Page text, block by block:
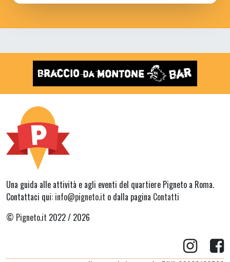
Una guida alle attività e agli eventi del quartiere Pigneto a Roma.
Contattaci qui: info@pigneto.it o dalla pagina Contatti
© Pigneto.it 2022 / 2026